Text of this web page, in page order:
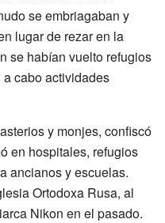
se embriagaban y
lugar de rezar en la
se habían vuelto refugios
cabo actividades
y monjes, confiscó
en hospitales, refugios
ancianos y escuelas.
Ortodoxa Rusa, al
Nikon en el pasado.